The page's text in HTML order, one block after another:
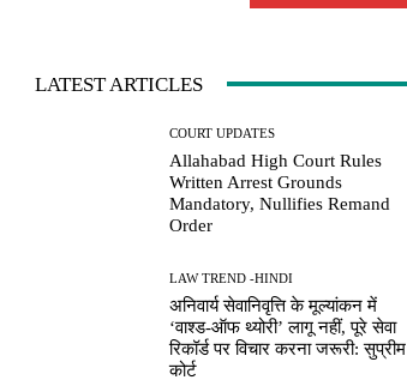
LATEST ARTICLES
COURT UPDATES
Allahabad High Court Rules
Written Arrest Grounds
Mandatory, Nullifies Remand
Order
LAW TREND -HINDI
अनिवार्य सेवानिवृत्ति के मूल्यांकन में
‘वाश्ड-ऑफ थ्योरी’ लागू नहीं, पूरे सेवा
रिकॉर्ड पर विचार करना जरूरी: सुप्रीम
कोर्ट